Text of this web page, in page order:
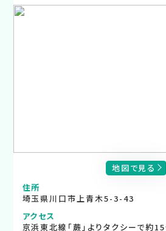
地図で見る
住所
埼玉県川口市上青木5-3-43
アクセス
京浜東北線「蕨」よりタクシーで約